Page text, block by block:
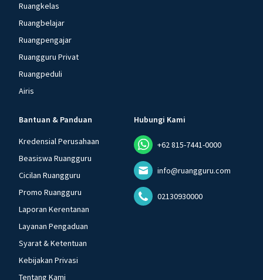
Ruangkelas
Ruangbelajar
Ruangpengajar
Ruangguru Privat
Ruangpeduli
Airis
Bantuan & Panduan
Kredensial Perusahaan
Beasiswa Ruangguru
Cicilan Ruangguru
Promo Ruangguru
Laporan Kerentanan
Layanan Pengaduan
Syarat & Ketentuan
Kebijakan Privasi
Tentang Kami
Hubungi Kami
+62 815-7441-0000
info@ruangguru.com
02130930000